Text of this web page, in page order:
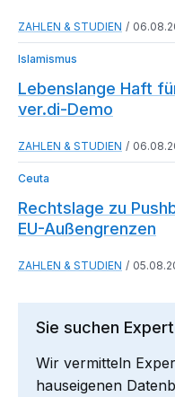
ZAHLEN & STUDIEN
Islamismus
Lebenslange Haft
ver.di-Demo
ZAHLEN & STUDIEN
Ceuta
Rechtslage zu
EU-Außengrenzen
ZAHLEN & STUDIEN
Sie suchen
Wir vermitteln
hauseigenen